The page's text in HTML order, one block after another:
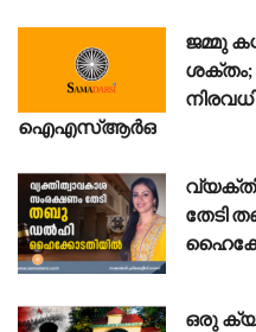
ജമ്മു
ശക്തം;
ഐഎസ്ആർഒ
തേടി
ഒരു